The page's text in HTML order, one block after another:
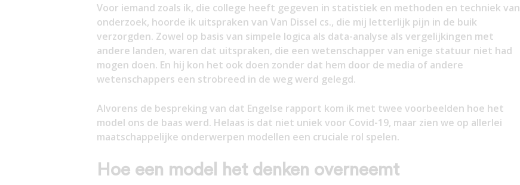
Voor iemand zoals ik, die college heeft gegeven in statistiek en methoden en techniek van
onderzoek, hoorde ik uitspraken van Van Dissel cs., die mij letterlijk pijn in de buik
verzorgden. Zowel op basis van simpele logica als data-analyse als vergelijkingen met
andere landen, waren dat uitspraken, die een wetenschapper van enige statuur niet had
mogen doen. En hij kon het ook doen zonder dat hem door de media of andere
wetenschappers een strobreed in de weg werd gelegd.
Alvorens de bespreking van dat Engelse rapport kom ik met twee voorbeelden hoe het
model ons de baas werd. Helaas is dat niet uniek voor Covid-19, maar zien we op allerlei
maatschappelijke onderwerpen modellen een cruciale rol spelen.
Hoe een model het denken overneemt